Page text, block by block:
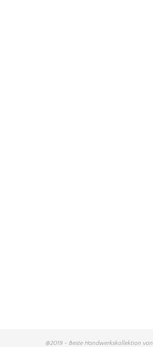
@2019 - Beste Handwerkskollektion von